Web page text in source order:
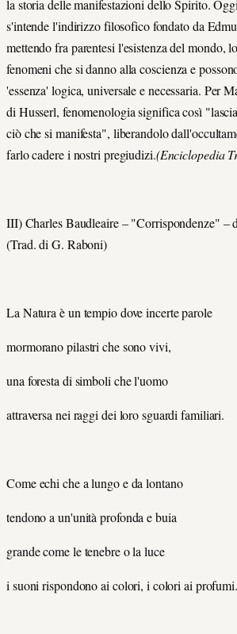
la storia delle manifestazioni dello Spirito.
s'intende l'indirizzo filosofico fondato da
mettendo fra parentesi l'esistenza del mondo,
fenomeni che si danno alla coscienza e
'essenza' logica, universale e necessaria. Per
di Husserl, fenomenologia significa così
ciò che si manifesta", liberandolo
farlo cadere i nostri pregiudizi.(Enciclopedia
III) Charles Baudleaire – "Corrispondenze"
(Trad. di G. Raboni)
La Natura è un tempio dove incerte parole
mormorano pilastri che sono vivi,
una foresta di simboli che l'uomo
attraversa nei raggi dei loro sguardi familiari.
Come echi che a lungo e da lontano
tendono a un'unità profonda e buia
grande come le tenebre o la luce
i suoni rispondono ai colori, i colori ai profumi.